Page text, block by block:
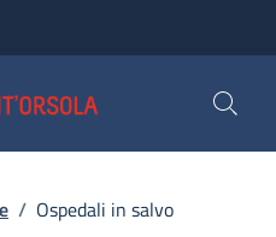
/ Ospedali in salvo